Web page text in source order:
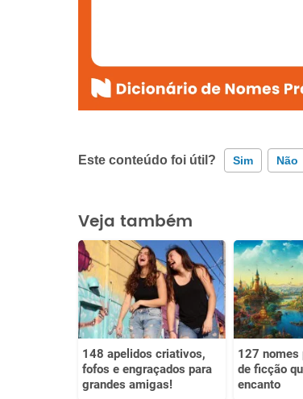
Este conteúdo foi útil? Sim Não
Este conteúdo contém informação
Este conteúdo não tem a informação
Outro
Veja também
148 apelidos criativos,
fofos e engraçados para
grandes amigas!
127 nomes
de ficção
encanto